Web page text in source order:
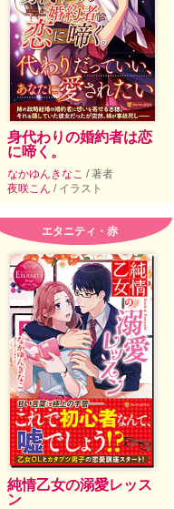
身代わりの婚約者は恋
に啼く。
なかゆんきなこ / 著者
夜咲こん / イラスト
エタニティ・赤
純情乙女の溺愛レッス
ン